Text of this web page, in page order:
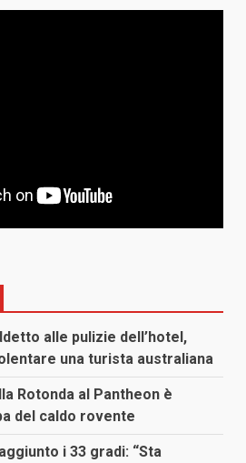
alle pulizie dell’hotel,
una turista australiana
Rotonda al Pantheon è
del caldo rovente
i 33 gradi: “Sta